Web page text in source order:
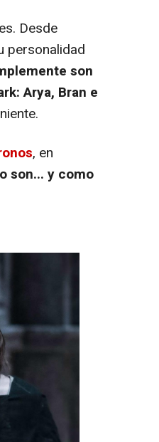
Desde
personalidad
son
Arya, Bran e
, en
son... y como